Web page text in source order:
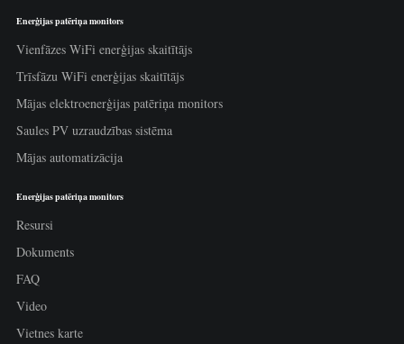
Enerģijas patēriņa monitors
Vienfāzes WiFi enerģijas skaitītājs
Trīsfāzu WiFi enerģijas skaitītājs
Mājas elektroenerģijas patēriņa monitors
Saules PV uzraudzības sistēma
Mājas automatizācija
Enerģijas patēriņa monitors
Resursi
Dokuments
FAQ
Video
Vietnes karte